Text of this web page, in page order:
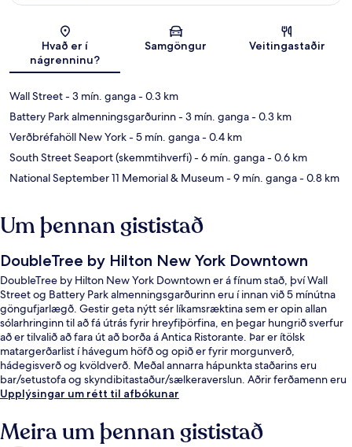
Kort
Hvað er í
nágrenninu?
Samgöngur Veitingastaðir
Wall Street- 3 mín. ganga- 0.3 km
Battery Park almenningsgarðurinn- 3 mín. ganga- 0.3 km
Verðbréfahöll New York- 5 mín. ganga- 0.4 km
South Street Seaport (skemmtihverfi)- 6 mín. ganga- 0.6 km
National September 11 Memorial & Museum- 9 mín. ganga- 0.8 km
Um þennan gististað
DoubleTree by Hilton New York Downtown
DoubleTree by Hilton New York Downtown er á fínum stað, því Wall
Street og Battery Park almenningsgarðurinn eru í innan við 5 mínútna
göngufjarlægð. Gestir geta nýtt sér líkamsræktina sem er opin allan
sólarhringinn til að fá útrás fyrir hreyfiþörfina, en þegar hungrið sverfur
að er tilvalið að fara út að borða á Antica Ristorante. Þar er ítölsk
matargerðarlist í hávegum höfð og opið er fyrir morgunverð,
hádegisverð og kvöldverð. Meðal annarra hápunkta staðarins eru
bar/setustofa og skyndibitastaður/sælkeraverslun. Aðrir ferðamenn eru
sérstaklega ánægðir með skoðunarferðirnar sem bjóðast í nágrenninu
bara örfá skref í burtu og Bowling Green lestarstöðin er í 3 mínútna
göngufjarlægð.
Upplýsingar um rétt til afbókunar
Meira um þennan gististað